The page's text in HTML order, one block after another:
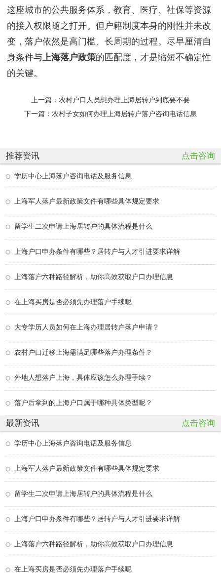
这座城市的公共服务体系，教育、医疗、社保等资源
的接入权限随之打开。但户籍制度本身的刚性并未改
变，落户依然是高门槛、长周期的过程。尽早厘清自
身条件与上海落户政策的匹配度，才是缩短不确定性
的关键。
上一篇： 农村户口人员想办理上海居转户到底要不要
下一篇： 农村子女如何办理上海居转户落户咨询电话信息
推荐资讯 点击咨询
学历中心上海落户咨询电话及服务信息
上海军人落户最新政策文件有哪些具体规定要求
留学生二次申请上海居转户的具体流程是什么
上海户口申办条件有哪些？居转户与人才引进要求详解
上海落户六种路径解析，助你高效获取户口办理信息
在上海买房是否必须先办理落户手续呢
大专学历人员如何在上海办理居转户落户申请？
农村户口迁移上海需满足哪些落户办理条件？
外地人想落户上海，具体应该怎么办理手续？
落户后拿到的上海户口属于哪种具体类型呢？
最新资讯 点击咨询
学历中心上海落户咨询电话及服务信息
上海军人落户最新政策文件有哪些具体规定要求
留学生二次申请上海居转户的具体流程是什么
上海户口申办条件有哪些？居转户与人才引进要求详解
上海落户六种路径解析，助你高效获取户口办理信息
在上海买房是否必须先办理落户手续呢